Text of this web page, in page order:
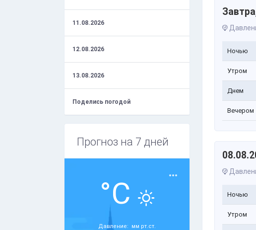
11.08.2026
12.08.2026
13.08.2026
Поделись погодой
Прогноз на 7 дней
°C
Давление: мм рт.ст.
Ночью
Утром
Днем
Вечером
Ночью
Утром